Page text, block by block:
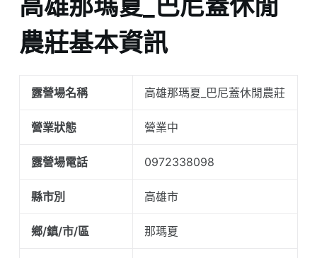
農莊基本資訊
露營場名稱 高雄那瑪夏_巴尼蓋休閒農莊
營業狀態 營業中
露營場電話 0972338098
縣市別 高雄市
鄉/鎮/市/區 那瑪夏